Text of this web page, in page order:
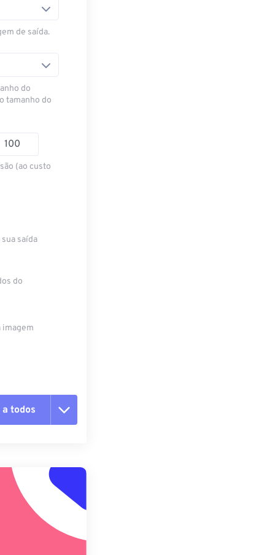
de saída.
do
tamanho do
(ao custo
saída
do
imagem
todos
predefinição